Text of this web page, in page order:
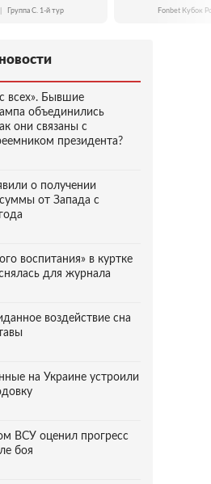
Группа C. 1-й тур Fonbet Кубок
всех». Бывшие
объединились
они связаны с
президента?
о получении
от Запада с
воспитания» в куртке
для журнала
воздействие сна
на Украине устроили
ВСУ оценил прогресс
боя